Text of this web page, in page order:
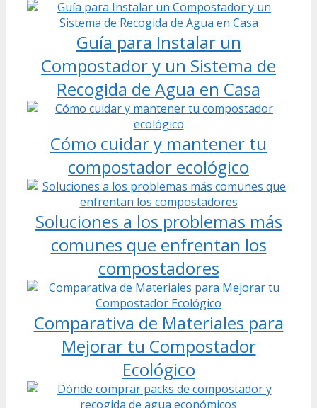
Guía para Instalar un
Compostador y un Sistema de
Recogida de Agua en Casa
Cómo cuidar y mantener tu
compostador ecológico
Soluciones a los problemas más
comunes que enfrentan los
compostadores
Comparativa de Materiales para
Mejorar tu Compostador
Ecológico